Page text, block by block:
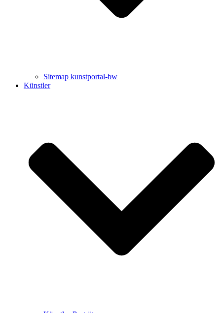
Buchbesprechungen von Harald Schwiers
Haralds Streifzüge
Hörtipps von Harald Schwiers
Kunstausflüge mit Sigrid Balke
Marc Peschke – Out of The Länd
Buchtipps von Uli Rothfuss
Sitemap kunstportal-bw
Künstler